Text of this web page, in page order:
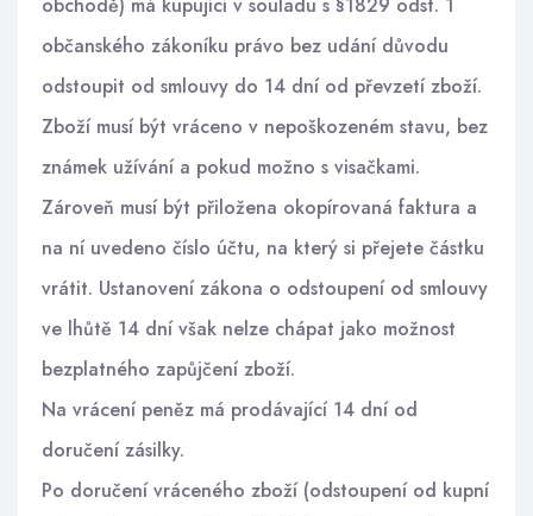
občanského zákoníku právo bez udání důvodu
odstoupit od smlouvy do 14 dní od převzetí zboží.
Zboží musí být vráceno v nepoškozeném stavu, bez
známek užívání a pokud možno s visačkami.
Zároveň musí být přiložena okopírovaná faktura a
na ní uvedeno číslo účtu, na který si přejete částku
vrátit. Ustanovení zákona o odstoupení od smlouvy
ve lhůtě 14 dní však nelze chápat jako možnost
bezplatného zapůjčení zboží.
Na vrácení peněz má prodávající 14 dní od
doručení zásilky.
Po doručení vráceného zboží (odstoupení od kupní